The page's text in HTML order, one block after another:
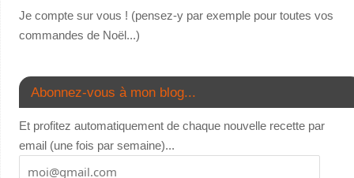
Je compte sur vous ! (pensez-y par exemple pour toutes vos
commandes de Noël...)
Abonnez-vous à mon blog...
Et profitez automatiquement de chaque nouvelle recette par
email (une fois par semaine)...